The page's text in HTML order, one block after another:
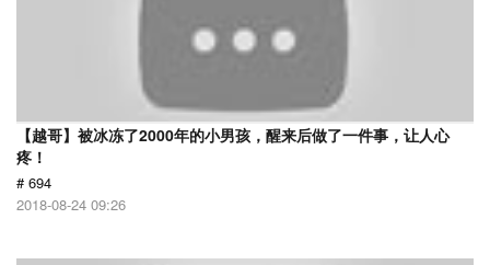
【越哥】被冰冻了2000年的小男孩，醒来后做了一件事，让人心
疼！
# 694
2018-08-24 09:26